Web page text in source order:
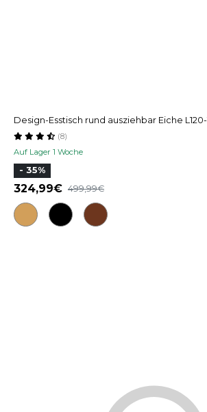
Design-Esstisch rund ausziehbar Eiche L120-
Auf Lager 1 Woche
(8)
- 35%
324,99 499,99